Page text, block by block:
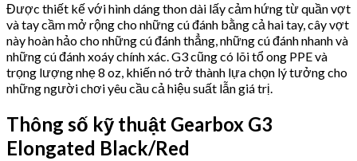
Được thiết kế với hình dáng thon dài lấy cảm hứng từ quần vợt
và tay cầm mở rộng cho những cú đánh bằng cả hai tay, cây vợt
này hoàn hảo cho những cú đánh thẳng, những cú đánh nhanh và
những cú đánh xoáy chính xác. G3 cũng có lõi tổ ong PPE và
trọng lượng nhẹ 8 oz, khiến nó trở thành lựa chọn lý tưởng cho
những người chơi yêu cầu cả hiệu suất lẫn giá trị.
Thông số kỹ thuật Gearbox G3
Elongated Black/Red